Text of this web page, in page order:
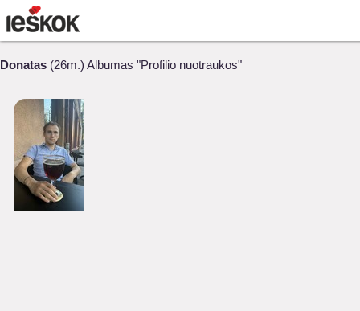
Donatas (26m.) Albumas "Profilio nuotraukos"